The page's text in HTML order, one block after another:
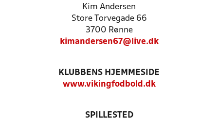
Kim Andersen
Store Torvegade 66
3700 Rønne
kimandersen67@live.dk
KLUBBENS HJEMMESIDE
www.vikingfodbold.dk
SPILLESTED